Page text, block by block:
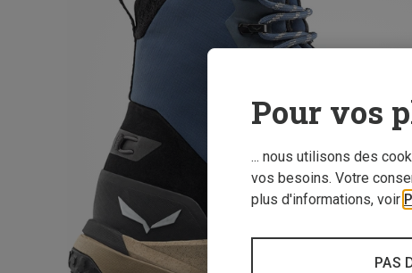
Pour vos
... nous utilisons des
vos besoins. Votre
plus d'informations, voir
PAS